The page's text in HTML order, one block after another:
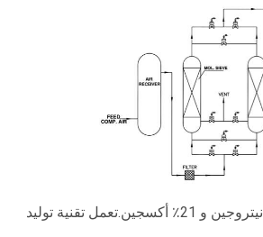
يتكون الهواء من 78٪ نيتروجين و 21٪ أكسجين.تعمل تقنية توليد